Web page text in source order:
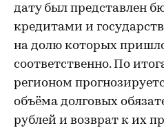
дату был представлен
кредитами и
на долю которых
соответственно. По
регионом
объёма долговых
рублей и возврат к их